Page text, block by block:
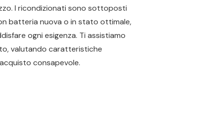
I ricondizionati sono sottoposti
batteria nuova o in stato ottimale,
ogni esigenza. Ti assistiamo
valutando caratteristiche
consapevole.